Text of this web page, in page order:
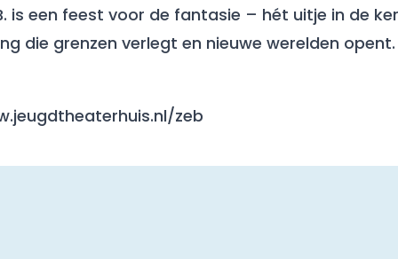
is een feest voor de fantasie – hét uitje in de
die grenzen verlegt en nieuwe werelden
zeb